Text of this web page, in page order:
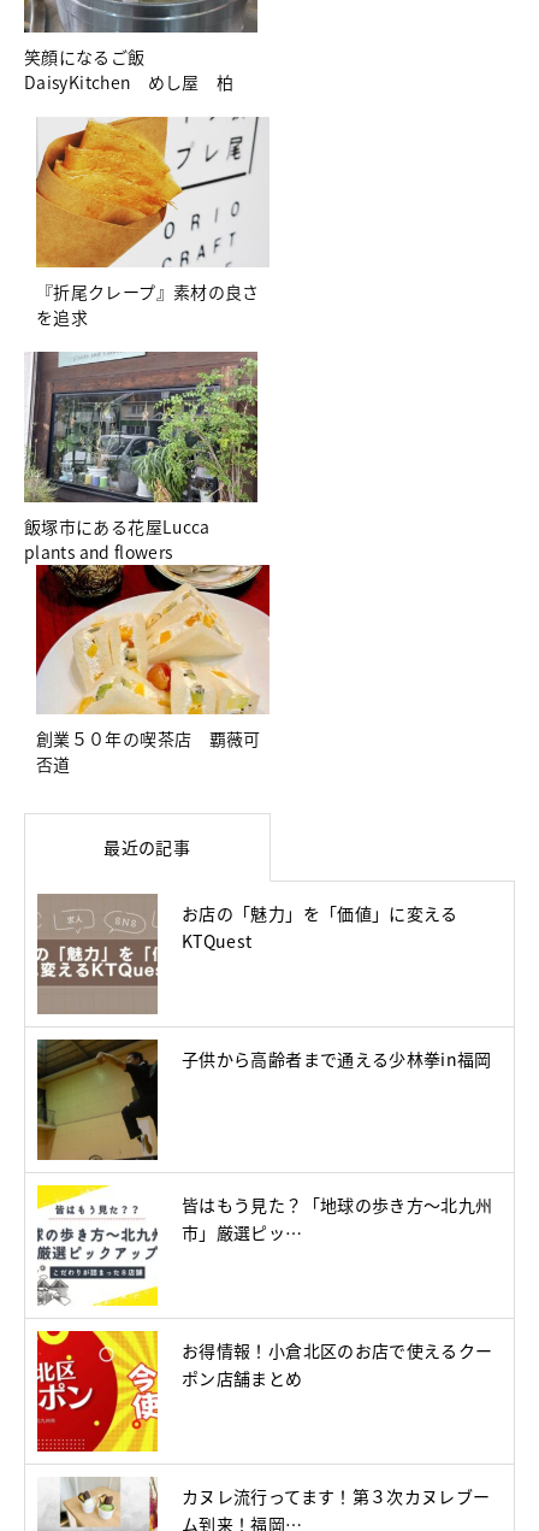
笑顔になるご飯
DaisyKitchen めし屋 柏
『折尾クレープ』素材の良さ
を追求
飯塚市にある花屋Lucca
plants and flowers
創業５０年の喫茶店 覇薇可
否道
最近の記事
お店の「魅力」を「価値」に変える
KTQuest
子供から高齢者まで通える少林拳in福岡
皆はもう見た？「地球の歩き方～北九州
市」厳選ピッ…
お得情報！小倉北区のお店で使えるクー
ポン店舗まとめ
カヌレ流行ってます！第３次カヌレブー
ム到来！福岡…